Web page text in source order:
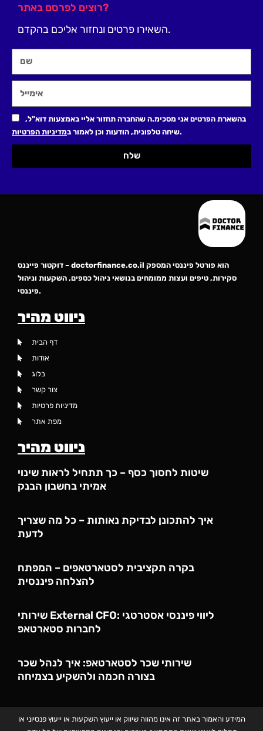
רוצים לפרסם באתר?
השאירו פרטים ונחזור אליכם בהקדם.
בהשארת הפרטים אני מסכימ.ה שהחברה תחזור אליי באמצעות דוא"ל,
שיחה טלפונית, הודעות וכן לאמור במדיניות הפרטיות .
שלח
דוקטור פייננס – doctorfinance.co.il הוא פורטל פיננסי המספק
סקירות, טיפים ועצות ממומחים בנושאי ניהול כספים, השקעות וניהול
פיננסי.
ניווט מהיר
דף הבית
אודות
בלוג
צור קשר
מדיניות פרטיות
מפת אתר
ניווט מהיר
שיטות לחסוך כסף – כך תתחיל לראות שינוי
אמיתי בחשבון הבנק
איך להתכונן לבדיקת נאותות – כל מה שצריך
לדעת
בקרה תקציבית לסטארטאפים – המפתח
להצלחה פיננסית
שירותי External CFO: ליווי פיננסי אסטרטגי
לחברות סטארטאפ
שירותי שכר לסטארטאפ: איך לנהל שכר
בצורה חכמה ולהשקיע בצמיחה
המידע והאמור באתר זה אינו מהווה שיווק או ייעוץ השקעות או ייעוץ פנסיוני או